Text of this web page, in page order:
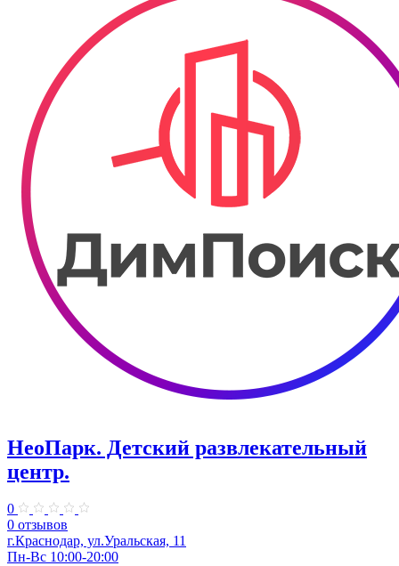
НеоПарк. Детский развлекательный
центр.
0
0 отзывов
г.Краснодар, ул.Уральская, 11
Пн-Вс 10:00-20:00